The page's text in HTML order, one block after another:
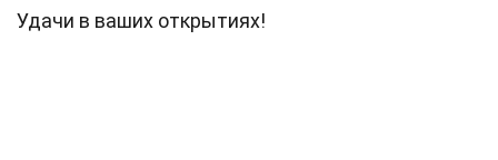
Удачи в ваших открытиях!